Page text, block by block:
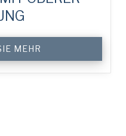
MEHR